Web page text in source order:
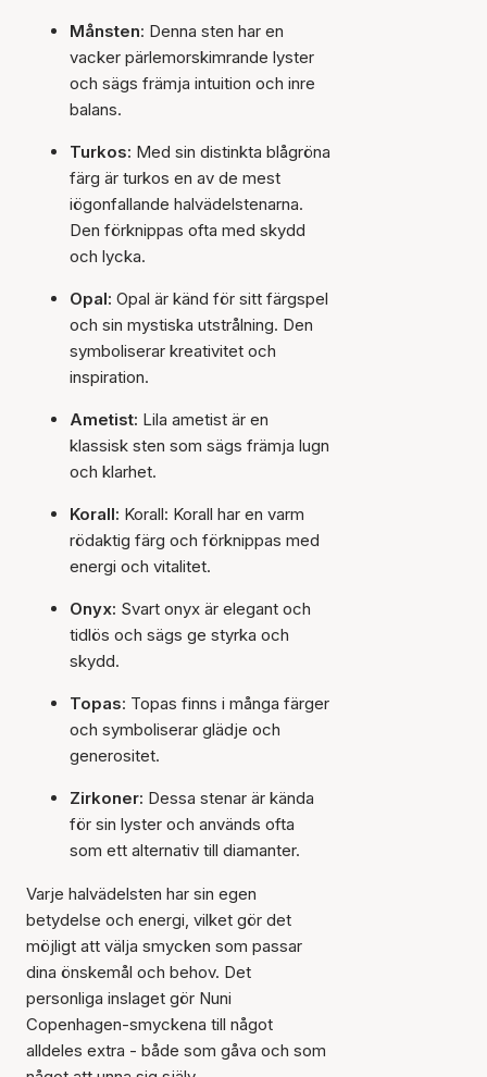
Månsten: Denna sten har en
vacker pärlemorskimrande lyster
och sägs främja intuition och inre
balans.
Turkos: Med sin distinkta blågröna
färg är turkos en av de mest
iögonfallande halvädelstenarna.
Den förknippas ofta med skydd
och lycka.
Opal: Opal är känd för sitt färgspel
och sin mystiska utstrålning. Den
symboliserar kreativitet och
inspiration.
Ametist: Lila ametist är en
klassisk sten som sägs främja lugn
och klarhet.
Korall: Korall: Korall har en varm
rödaktig färg och förknippas med
energi och vitalitet.
Onyx: Svart onyx är elegant och
tidlös och sägs ge styrka och
skydd.
Topas: Topas finns i många färger
och symboliserar glädje och
generositet.
Zirkoner: Dessa stenar är kända
för sin lyster och används ofta
som ett alternativ till diamanter.
Varje halvädelsten har sin egen
betydelse och energi, vilket gör det
möjligt att välja smycken som passar
dina önskemål och behov. Det
personliga inslaget gör Nuni
Copenhagen-smyckena till något
alldeles extra - både som gåva och som